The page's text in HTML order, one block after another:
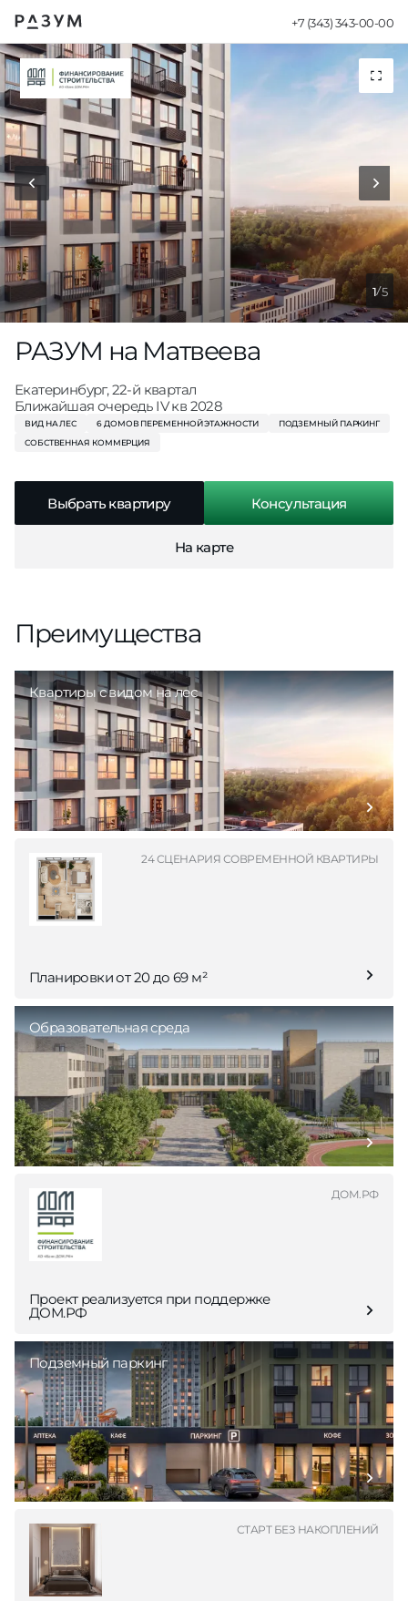
+7 (343) 343-00-00
Сайт
РАЗУМ на Матвеева Навигация
2 5
РАЗУМ на Матвеева
Екатеринбург, 22-й квартал
Ближайшая очередь IV кв 2028
ВИД НА ЛЕС 6 ДОМОВ ПЕРЕМЕННОЙ ЭТАЖНОСТИ
ПОДЗЕМНЫЙ ПАРКИНГ
СОБСТВЕННАЯ КОММЕРЦИЯ
Выбрать квартиру Консультация
На карте
​Преимущества
Квартиры с видом на лес
24 СЦЕНАРИЯ СОВРЕМЕННОЙ КВАРТИРЫ
Планировки от 20 до 69 м²
Образовательная среда
ДОМ.РФ
Проект реализуется при поддержке
ДОМ.РФ
Подземный паркинг
СТАРТ БЕЗ НАКОПЛЕНИЙ